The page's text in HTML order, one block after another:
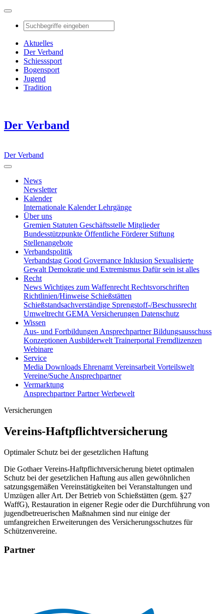
Aktuelles
Der Verband
Schiesssport
Bogensport
Jugend
Tradition
Der Verband
Der Verband
News
Newsletter
Kalender
Internationale KalenderLehrgänge
Über uns
Gremien Statuten Geschäftsstelle Mitglieder
Bundesstützpunkte Öffentliche Förderer Stiftung
Stellenangebote
Verbandspolitik
Verbandstag Good Governance Inklusion Sexualisierte
Gewalt Demokratie und Extremismus Dafür sein ist alles
Recht
News Wichtiges zum Waffenrecht Rechtsvorschriften
Richtlinien/Hinweise Schießstätten
Schießstandsachverständige Sprengstoff-/Beschussrecht
Umweltrecht GEMA Versicherungen Datenschutz
Wissen
Aus- und Fortbildungen AnsprechpartnerBildungsausschuss
Konzeptionen Ausbilderwelt Trainerportal Fremdlizenzen
Webinare
Service
Media Downloads Ehrenamt Vereinsarbeit Vorteilswelt
Vereine/Suche Ansprechpartner
Vermarktung
AnsprechpartnerPartnerWerbewelt
Versicherungen
Vereins-Haftpflichtversicherung
Optimaler Schutz bei der gesetzlichen Haftung
Die Gothaer Vereins-Haftpflichtversicherung bietet optimalen
Schutz bei der gesetzlichen Haftung aus allen gewöhnlichen
satzungsgemäßen Vereinstätigkeiten bei Veranstaltungen und
Umzügen aller Art. Der Betrieb von Schießstätten (gem. §27
WaffG), Restauration in eigener Regie oder die Durchführung von
jugendbetreuerischen Maßnahmen sind nur einige der
umfangreichen Erweiterungen des Versicherungsschutzes für
Schützenvereine.
Partner